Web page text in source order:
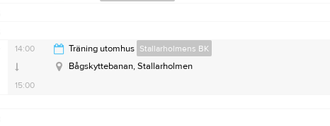
14:00 Träning utomhus Stallarholmens BK
15:00
Bågskyttebanan, Stallarholmen